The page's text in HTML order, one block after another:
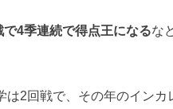
4季連続で得点王になるな
は2回戦で、その年のインカ